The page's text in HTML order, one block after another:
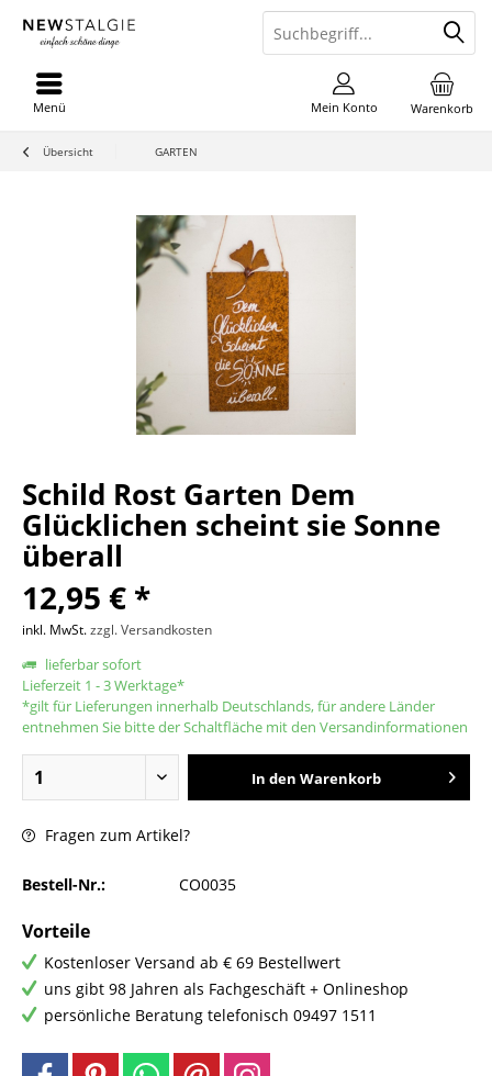
Warenkorb
Mein Konto
Menü
Übersicht GARTEN
Schild Rost Garten Dem
Glücklichen scheint sie Sonne
überall
12,95 € *
inkl. MwSt.zzgl. Versandkosten
lieferbar sofort
Lieferzeit 1 - 3 Werktage*
*gilt für Lieferungen innerhalb Deutschlands, für andere Länder
entnehmen Sie bitte der Schaltfläche mit den Versandinformationen
In den Warenkorb
Fragen zum Artikel?
Bestell-Nr.: CO0035
Vorteile
Kostenloser Versand ab € 69 Bestellwert
uns gibt 98 Jahren als Fachgeschäft + Onlineshop
persönliche Beratung telefonisch 09497 1511